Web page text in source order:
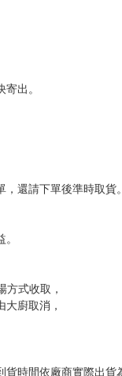
還請下單後準時取貨。